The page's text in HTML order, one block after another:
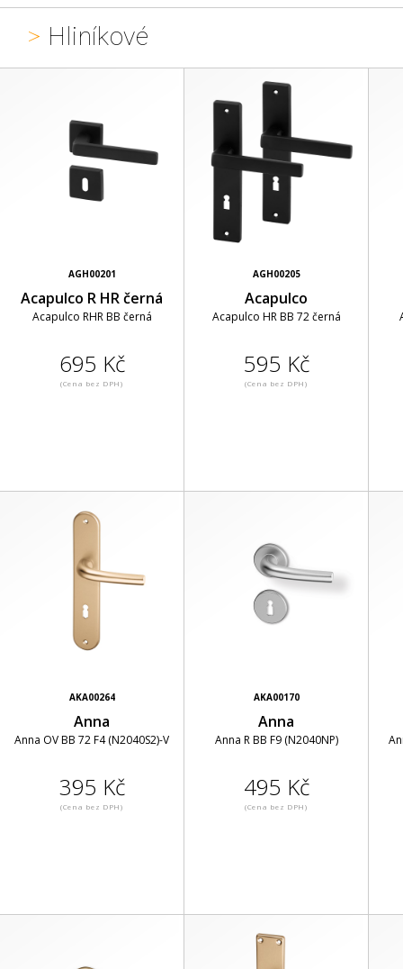
> Hliníkové
AGH00201
Acapulco R HR černá
Acapulco RHR BB černá
695 Kč
(Cena bez DPH)
AGH00205
Acapulco
Acapulco HR BB 72 černá
595 Kč
(Cena bez DPH)
AKA00264
Anna
Anna OV BB 72 F4 (N2040S2)-V
395 Kč
(Cena bez DPH)
AKA00170
Anna
Anna R BB F9 (N2040NP)
495 Kč
(Cena bez DPH)